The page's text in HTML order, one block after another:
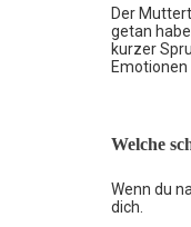
Der
getan
kurzer
Welche
Wenn du
dich.